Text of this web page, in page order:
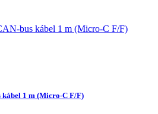
kábel 1 m (Micro-C F/F)